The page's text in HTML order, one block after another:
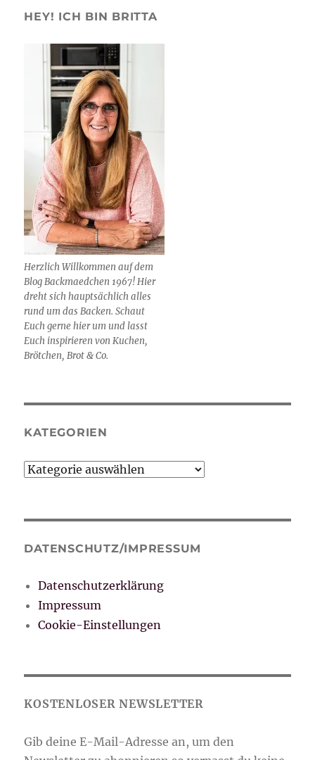
HEY! ICH BIN BRITTA
Herzlich Willkommen auf dem
Blog Backmaedchen 1967! Hier
dreht sich hauptsächlich alles
rund um das Backen. Schaut
Euch gerne hier um und lasst
Euch inspirieren von Kuchen,
Brötchen, Brot & Co.
KATEGORIEN
Kategorien
DATENSCHUTZ/IMPRESSUM
Datenschutzerklärung
Impressum
Cookie-Einstellungen